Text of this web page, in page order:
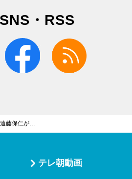
・RSS
facebook
テレ朝動画